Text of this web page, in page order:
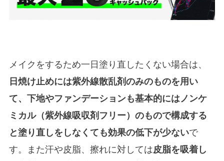
メイクをするため一日塗り直したくない場合は、
日焼け止めには紫外線散乱剤のみのものを用い
て、下地やファンデーションも基本的にはノンケ
ミカル（紫外線吸収剤フリー）のもので構成する
と塗り直しをしなくても効果の低下が少ないで
す。また汗や皮脂、擦れに対しては皮脂を吸着し